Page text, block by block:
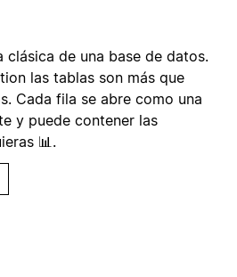
clásica de una base de datos.
las tablas son más que
Cada fila se abre como una
y puede contener las
📊.